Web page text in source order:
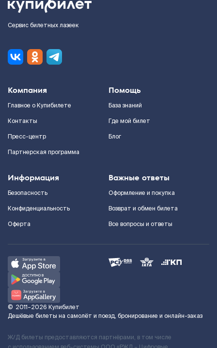
Сервис билетных лазеек
Компания
Главное о Купибилете
Контакты
Пресс-центр
Партнерская программа
Помощь
База знаний
Где мой билет
Блог
Информация
Безопасность
Конфиденциальность
Оферта
Важные ответы
Оформление и покупка
Возврат и обмен билета
Все вопросы и ответы
© 2011–2026 Купибилет
Дешёвые билеты на самолёт и поезд, бронирование и онлайн-заказ
Ж/Д билеты предоставляются партнёрами, в том числе